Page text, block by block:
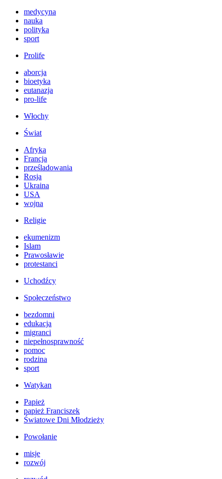
medycyna
nauka
polityka
sport
Prolife
aborcja
bioetyka
eutanazja
pro-life
Włochy
Świat
Afryka
Francja
prześladowania
Rosja
Ukraina
USA
wojna
Religie
ekumenizm
Islam
Prawosławie
protestanci
Uchodźcy
Społeczeństwo
bezdomni
edukacja
migranci
niepełnosprawność
pomoc
rodzina
sport
Watykan
Papież
papież Franciszek
Światowe Dni Młodzieży
Powołanie
misje
rozwój